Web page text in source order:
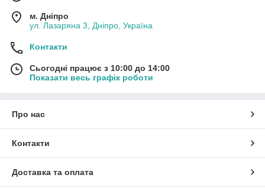
м. Дніпро
ул. Лазаряна 3, Дніпро, Україна
Контакти
Сьогодні працює з 10:00 до 14:00
Показати весь графік роботи
Про нас
Контакти
Доставка та оплата